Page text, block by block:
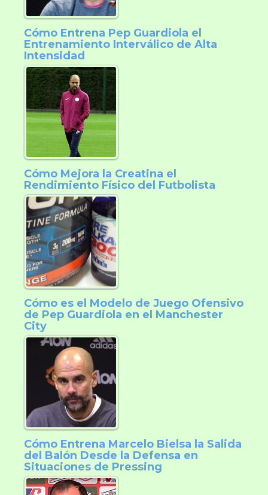
Cómo Entrena Pep Guardiola el
Entrenamiento Interválico de Alta
Intensidad
Cómo Mejora la Creatina el
Rendimiento Físico del Futbolista
Cómo es el Modelo de Juego Ofensivo
de Pep Guardiola en el Manchester
City
Cómo Entrena Marcelo Bielsa la Salida
del Balón Desde la Defensa en
Situaciones de Pressing